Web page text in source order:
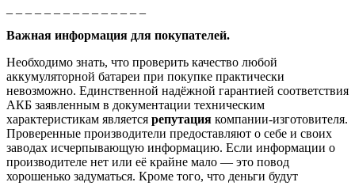
Важная информация для покупателей.
Необходимо знать, что проверить качество любой
аккумуляторной батареи при покупке практически
невозможно. Единственной надёжной гарантией соответствия
АКБ заявленным в документации техническим
характеристикам является репутация компании-изготовителя.
Проверенные производители предоставляют о себе и своих
заводах исчерпывающую информацию. Если информации о
производителе нет или её крайне мало — это повод
хорошенько задуматься. Кроме того, что деньги будут